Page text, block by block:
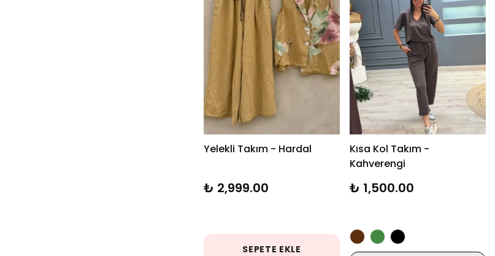
Yelekli Takım - Hardal
₺ 2,999.00
SEPETE EKLE
Kısa Kol Takım -
Kahverengi
₺ 1,500.00